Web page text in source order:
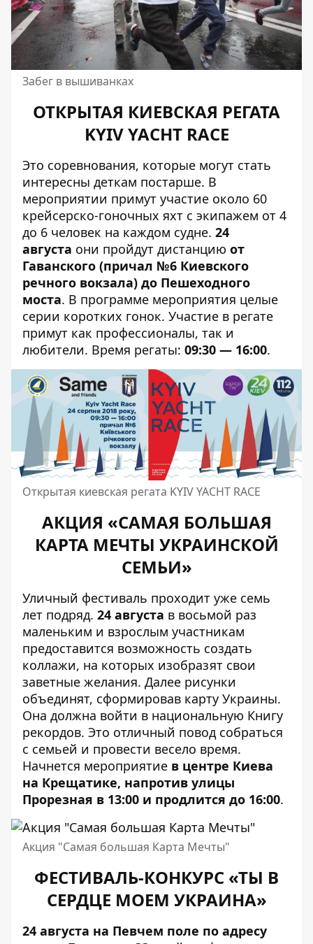
Забег в вышиванках
ОТКРЫТАЯ КИЕВСКАЯ РЕГАТА
KYIV YACHT RACE
Это соревнования, которые могут стать
интересны деткам постарше. В
мероприятии примут участие около 60
крейсерско-гоночных яхт с экипажем от 4
до 6 человек на каждом судне. 24
августа они пройдут дистанцию от
Гаванского (причал №6 Киевского
речного вокзала) до Пешеходного
моста. В программе мероприятия целые
серии коротких гонок. Участие в регате
примут как профессионалы, так и
любители. Время регаты: 09:30 — 16:00.
Открытая киевская регата KYIV YACHT RACE
АКЦИЯ «САМАЯ БОЛЬШАЯ
КАРТА МЕЧТЫ УКРАИНСКОЙ
СЕМЬИ»
Уличный фестиваль проходит уже семь
лет подряд. 24 августа в восьмой раз
маленьким и взрослым участникам
предоставится возможность создать
коллажи, на которых изобразят свои
заветные желания. Далее рисунки
объединят, сформировав карту Украины.
Она должна войти в национальную Книгу
рекордов. Это отличный повод собраться
с семьей и провести весело время.
Начнется мероприятие в центре Киева
на Крещатике, напротив улицы
Прорезная в 13:00 и продлится до 16:00.
Акция "Самая большая Карта Мечты"
ФЕСТИВАЛЬ-КОНКУРС «ТЫ В
СЕРДЦЕ МОЕМ УКРАИНА»
24 августа на Певчем поле по адресу